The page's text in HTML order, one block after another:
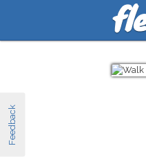
Feedback